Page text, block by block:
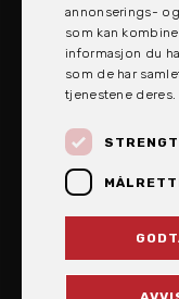
POWERED BY
annonserings-
som kan
informasjon du
som de har
tjenestene deres.